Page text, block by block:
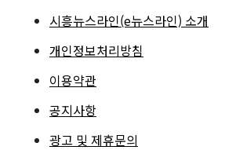
시흥뉴스라인(e뉴스라인) 소개
개인정보처리방침
이용약관
공지사항
광고 및 제휴문의